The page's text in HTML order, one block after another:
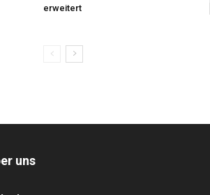
erweitert
uns